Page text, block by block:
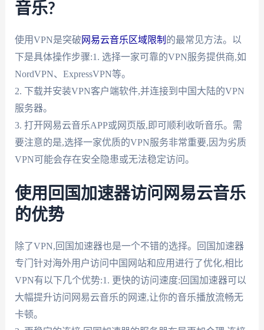
音乐?
使用VPN是突破 网易云音乐区域限制 的最常见方法。以
下是具体操作步骤:1. 选择一家可靠的VPN服务提供商,如
NordVPN、ExpressVPN等。
2. 下载并安装VPN客户端软件,并连接到中国大陆的VPN
服务器。
3. 打开网易云音乐APP或网页版,即可顺利收听音乐。需
要注意的是,选择一家优质的VPN服务非常重要,因为劣质
VPN可能会存在安全隐患或无法稳定访问。
使用回国加速器访问网易云音乐
的优势
除了VPN,回国加速器也是一个不错的选择。回国加速器
专门针对海外用户访问中国网站和应用进行了优化,相比
VPN有以下几个优势:1. 更快的访问速度:回国加速器可以
大幅提升访问网易云音乐的网速,让你的音乐播放流畅无
卡顿。